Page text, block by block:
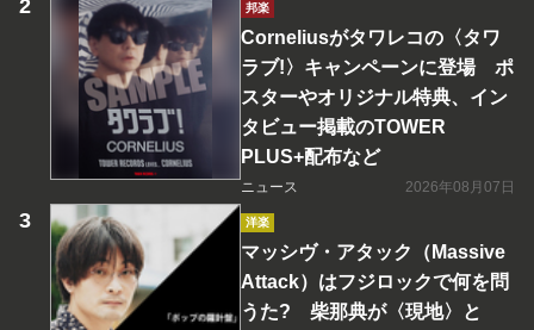
邦楽
Corneliusがタワレコの〈タワ
ラブ!〉キャンペーンに登場 ポ
スターやオリジナル特典、イン
タビュー掲載のTOWER
PLUS+配布など
ニュース 2026年08月07日
洋楽
マッシヴ・アタック（Massive
Attack）はフジロックで何を問
うた? 柴那典が〈現地〉と